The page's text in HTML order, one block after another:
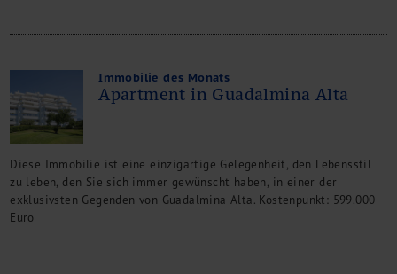
Immobilie des Monats
Apartment in Guadalmina Alta
Diese Immobilie ist eine einzigartige Gelegenheit, den Lebensstil
zu leben, den Sie sich immer gewünscht haben, in einer der
exklusivsten Gegenden von Guadalmina Alta. Kostenpunkt: 599.000
Euro